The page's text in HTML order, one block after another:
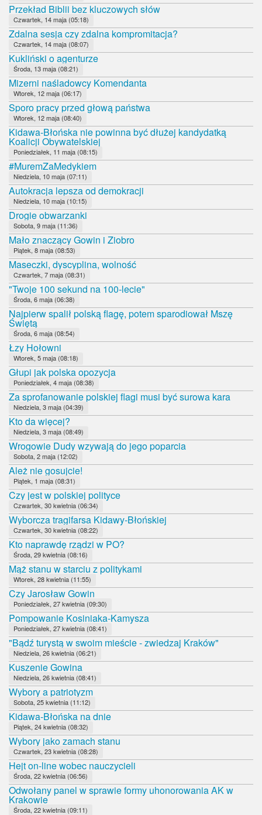
Przekład Biblii bez kluczowych słów
Czwartek, 14 maja (05:18)
Zdalna sesja czy zdalna kompromitacja?
Czwartek, 14 maja (08:07)
Kukliński o agenturze
Środa, 13 maja (08:21)
Mizerni naśladowcy Komendanta
Wtorek, 12 maja (06:17)
Sporo pracy przed głową państwa
Wtorek, 12 maja (08:40)
Kidawa-Błońska nie powinna być dłużej kandydatką
Koalicji Obywatelskiej
Poniedziałek, 11 maja (08:15)
#MuremZaMedykiem
Niedziela, 10 maja (07:11)
Autokracja lepsza od demokracji
Niedziela, 10 maja (10:15)
Drogie obwarzanki
Sobota, 9 maja (11:36)
Mało znaczący Gowin i Ziobro
Piątek, 8 maja (08:53)
Maseczki, dyscyplina, wolność
Czwartek, 7 maja (08:31)
"Twoje 100 sekund na 100-lecie"
Środa, 6 maja (06:38)
Najpierw spalił polską flagę, potem sparodiował Mszę
Świętą
Środa, 6 maja (08:54)
Łzy Hołowni
Wtorek, 5 maja (08:18)
Głupi jak polska opozycja
Poniedziałek, 4 maja (08:38)
Za sprofanowanie polskiej flagi musi być surowa kara
Niedziela, 3 maja (04:39)
Kto da więcej?
Niedziela, 3 maja (08:49)
Wrogowie Dudy wzywają do jego poparcia
Sobota, 2 maja (12:02)
Ależ nie gosujcie!
Piątek, 1 maja (08:31)
Czy jest w polskiej polityce
Czwartek, 30 kwietnia (06:34)
Wyborcza tragifarsa Kidawy-Błońskiej
Czwartek, 30 kwietnia (08:22)
Kto naprawdę rządzi w PO?
Środa, 29 kwietnia (08:16)
Mąż stanu w starciu z politykami
Wtorek, 28 kwietnia (11:55)
Czy Jarosław Gowin
Poniedziałek, 27 kwietnia (09:30)
Pompowanie Kosiniaka-Kamysza
Poniedziałek, 27 kwietnia (08:41)
"Bądź turystą w swoim mieście - zwiedzaj Kraków"
Niedziela, 26 kwietnia (06:21)
Kuszenie Gowina
Niedziela, 26 kwietnia (08:41)
Wybory a patriotyzm
Sobota, 25 kwietnia (11:12)
Kidawa-Błońska na dnie
Piątek, 24 kwietnia (08:32)
Wybory jako zamach stanu
Czwartek, 23 kwietnia (08:28)
Hejt on-line wobec nauczycieli
Środa, 22 kwietnia (06:56)
Odwołany panel w sprawie formy uhonorowania AK w
Krakowie
Środa, 22 kwietnia (09:11)